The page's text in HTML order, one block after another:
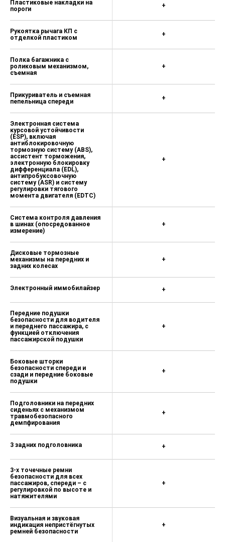
Пластиковые накладки на
пороги
Рукоятка рычага КП с
отделкой пластиком
Полка багажника с
роликовым механизмом,
съемная
Прикуриватель и съемная
пепельница спереди
Электронная система
курсовой устойчивости
(ESP), включая
антиблокировочную
тормозную систему (ABS),
ассистент торможения,
электронную блокировку
дифференциала (EDL),
антипробуксовочную
систему (ASR) и систему
регулировки тягового
момента двигателя (EDTC)
Система контроля давления
в шинах (опосредованное
измерение)
Дисковые тормозные
механизмы на передних и
задних колесах
Электронный иммобилайзер
Передние подушки
безопасности для водителя
и переднего пассажира, с
функцией отключения
пассажирской подушки
Боковые шторки
безопасности спереди и
сзади и передние боковые
подушки
Подголовники на передних
сиденьях с механизмом
травмобезопасного
демпфирования
3 задних подголовника
3-х точечные ремни
безопасности для всех
пассажиров, спереди – с
регулировкой по высоте и
натяжителями
Визуальная и звуковая
индикация непристёгнутых
ремней безопасности
+
+
+
+
+
+
+
+
+
+
+
+
+
+